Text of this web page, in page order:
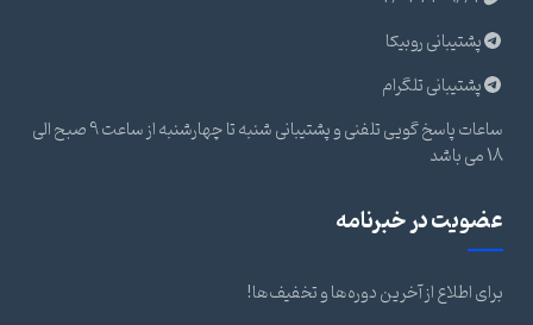
پشتیبانی روبیکا
پشتیبانی تلگرام
ساعات پاسخ گویی تلفنی و پشتیبانی شنبه تا چهارشنبه از ساعت 9 صبح الی
18 می باشد
عضویت در خبرنامه
برای اطلاع از آخرین دوره‌ها و تخفیف‌ها!